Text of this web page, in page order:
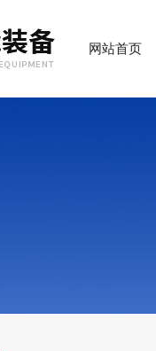
网站首页